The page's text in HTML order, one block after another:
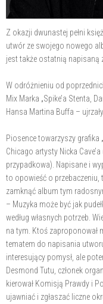
Z okazji dwunastej pełni
utwór ze swojego nowego
jest także ostatnią napisaną
W odróżnieniu od
Mix Marka „Spike’a Stenta,
Hansa Martina Buffa –
Piosence towarzyszy
Chicago artysty Nicka
przypadkowa). Napisane i
to opowieść o przebaczeniu,
zamknąć album tym
– Muzyka może być jak
według własnych potrzeb.
na tym. Ktoś zaproponował
tematem do napisania
interesujący pomysł, ale
Desmond Tutu, członek
kierował Komisją Prawdy i
ujawniać i zgłaszać liczne